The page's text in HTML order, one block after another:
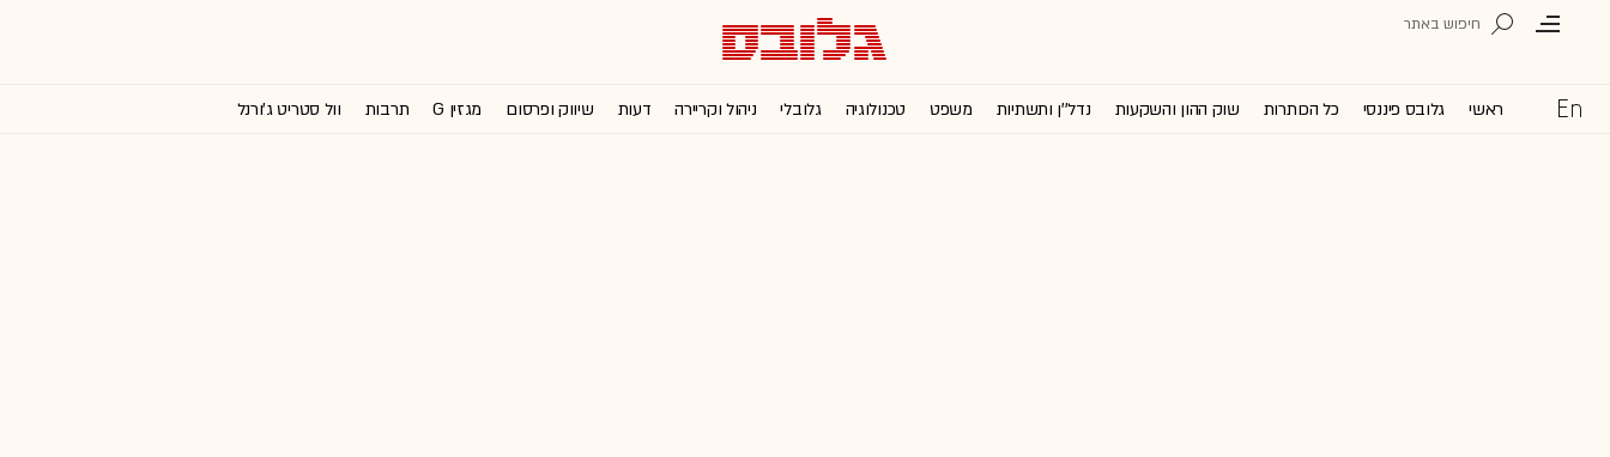
ראשי גלובס פיננסי כל הכותרות שוק ההון והשקעות נדל''ן ותשתיות משפט טכנולוגיה גלובלי ניהול וקריירה דעות שיווק ופרסום מגזין G תרבות וול סטריט ג'ורנל